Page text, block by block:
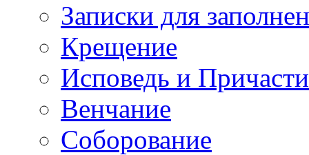
Записки для
Крещение
Исповедь и
Венчание
Соборование